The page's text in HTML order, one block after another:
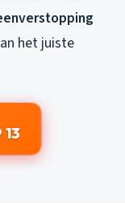
het juiste